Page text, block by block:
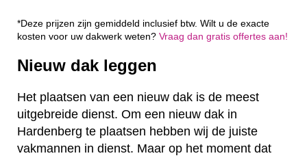
*Deze prijzen zijn gemiddeld inclusief btw. Wilt u de exacte
kosten voor uw dakwerk weten? Vraag dan gratis offertes aan!
Nieuw dak leggen
Het plaatsen van een nieuw dak is de meest
uitgebreide dienst. Om een nieuw dak in
Hardenberg te plaatsen hebben wij de juiste
vakmannen in dienst. Maar op het moment dat